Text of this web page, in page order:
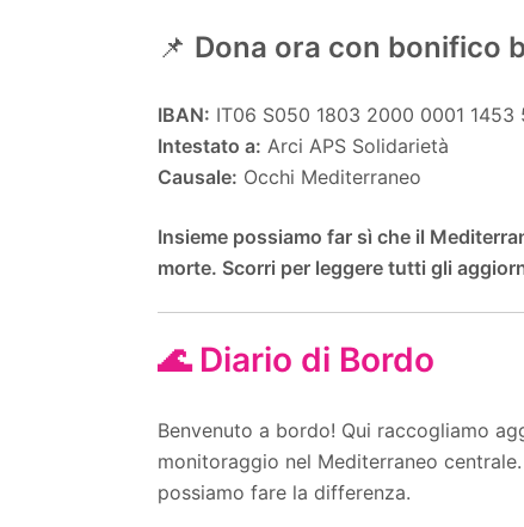
📌 Dona ora con bonifico
IBAN: IT06 S050 1803 2000 0001 1453
Intestato a: Arci APS Solidarietà
Causale: Occhi Mediterraneo
Insieme possiamo far sì che il
morte. Scorri per leggere tutti gli
🌊 Diario di Bordo
Benvenuto a bordo! Qui raccogliamo
monitoraggio nel Mediterraneo
possiamo fare la differenza.